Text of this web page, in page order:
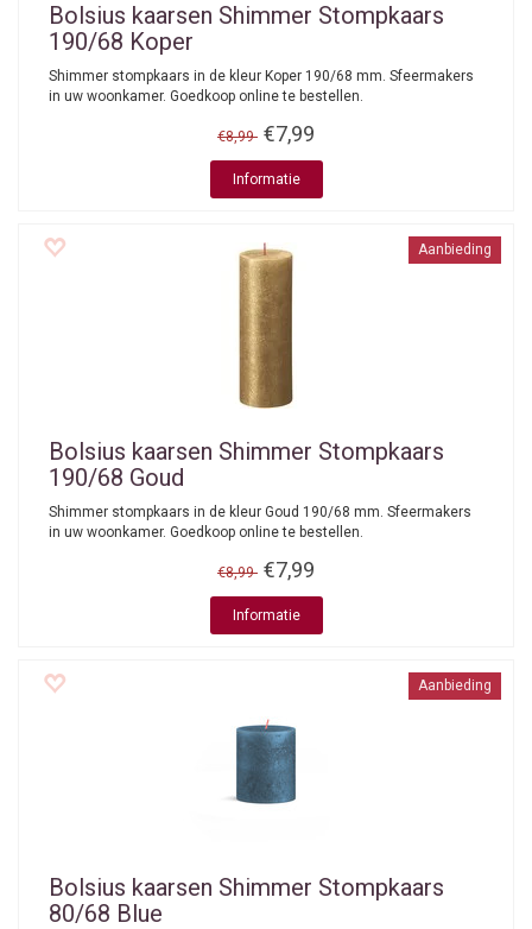
Bolsius kaarsen Shimmer Stompkaars
190/68 Koper
Shimmer stompkaars in de kleur Koper 190/68 mm. Sfeermakers
in uw woonkamer. Goedkoop online te bestellen.
€8,99 €7,99
Informatie
Aanbieding
Bolsius kaarsen Shimmer Stompkaars
190/68 Goud
Shimmer stompkaars in de kleur Goud 190/68 mm. Sfeermakers
in uw woonkamer. Goedkoop online te bestellen.
€8,99 €7,99
Informatie
Aanbieding
Bolsius kaarsen Shimmer Stompkaars
80/68 Blue